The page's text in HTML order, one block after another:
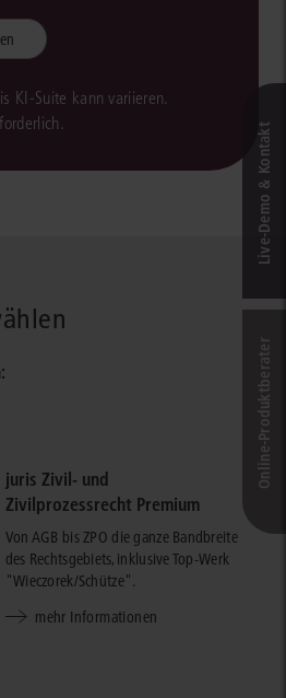
KI-Suite kann variieren.
juris Zivil- und
Zivilprozessrecht Premium
Von AGB bis ZPO die ganze Bandbreite
des Rechtsgebiets, inklusive Top-Werk
"Wieczorek/Schütze".
mehr Informationen
Live‑Demo & Kontakt
Online-Produkt­berater